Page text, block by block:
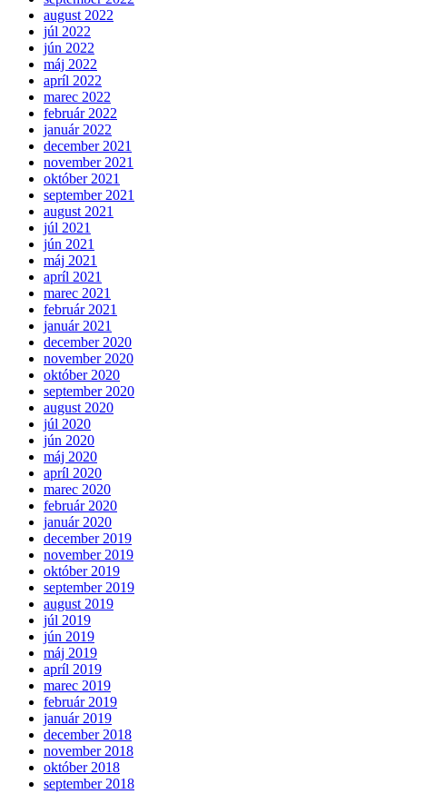
august 2022
júl 2022
jún 2022
máj 2022
apríl 2022
marec 2022
február 2022
január 2022
december 2021
november 2021
október 2021
september 2021
august 2021
júl 2021
jún 2021
máj 2021
apríl 2021
marec 2021
február 2021
január 2021
december 2020
november 2020
október 2020
september 2020
august 2020
júl 2020
jún 2020
máj 2020
apríl 2020
marec 2020
február 2020
január 2020
december 2019
november 2019
október 2019
september 2019
august 2019
júl 2019
jún 2019
máj 2019
apríl 2019
marec 2019
február 2019
január 2019
december 2018
november 2018
október 2018
september 2018